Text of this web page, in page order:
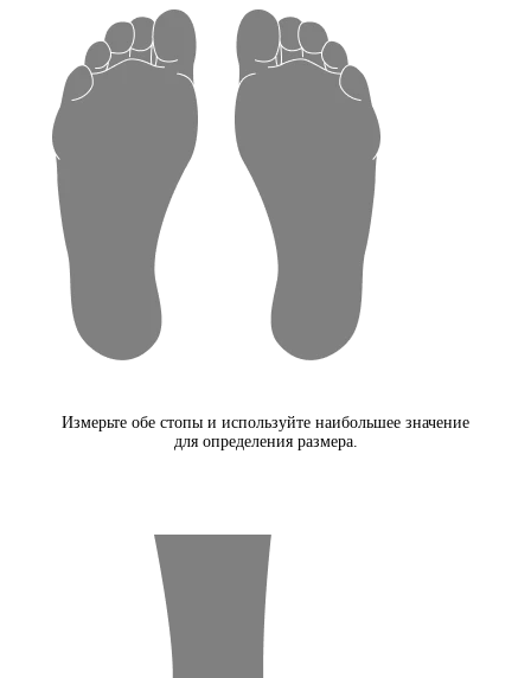
Измерьте обе стопы и используйте наибольшее значение
для определения размера.